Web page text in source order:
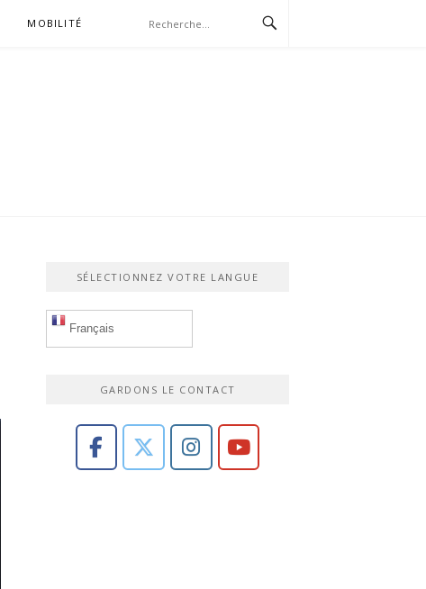
MOBILITÉ
SÉLECTIONNEZ VOTRE LANGUE
Français
GARDONS LE CONTACT